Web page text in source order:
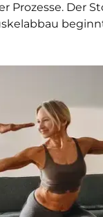
Prozesse. Der